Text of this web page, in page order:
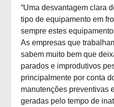
“Uma desvantagem clara
tipo de equipamento em
sempre estes
As empresas que
sabem muito bem que
parados e improdutivos
principalmente por conta
manutenções preventivas
geradas pelo tempo de